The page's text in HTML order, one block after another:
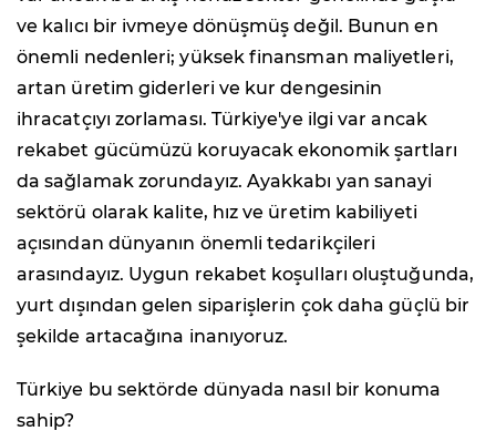
ve kalıcı bir ivmeye dönüşmüş değil. Bunun en
önemli nedenleri; yüksek finansman maliyetleri,
artan üretim giderleri ve kur dengesinin
ihracatçıyı zorlaması. Türkiye'ye ilgi var ancak
rekabet gücümüzü koruyacak ekonomik şartları
da sağlamak zorundayız. Ayakkabı yan sanayi
sektörü olarak kalite, hız ve üretim kabiliyeti
açısından dünyanın önemli tedarikçileri
arasındayız. Uygun rekabet koşulları oluştuğunda,
yurt dışından gelen siparişlerin çok daha güçlü bir
şekilde artacağına inanıyoruz.
Türkiye bu sektörde dünyada nasıl bir konuma
sahip?